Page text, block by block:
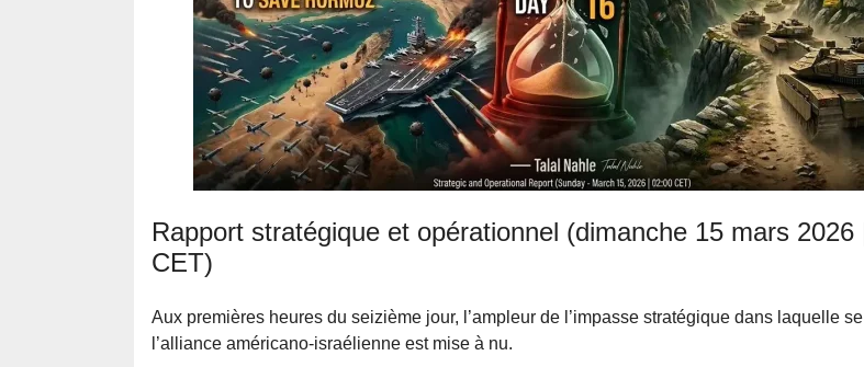
Rapport stratégique et opérationnel (dimanche 15 mars 2026
CET)
Aux premières heures du seizième jour, l’ampleur de l’impasse stratégique dans laquelle
l’alliance américano-israélienne est mise à nu.